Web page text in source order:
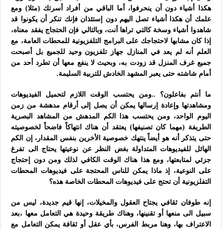
هكذا أشياء دون أن ينحرفوا، أما الباقي من أفراد أسرتك (مثلا) ومع
علمك أن هكذا أشياء تصل اليهم دون إستئذان فإنك تنكر أن يكونوا قد
شاهدوا أشياء وسخة كالتي تراها أنت، وبالتالي فإن الحتجاج يفقد معناه،
إذا كان مشابها لاحتجاجك على البرامج التلفزيونية للمحطات العامة، مع
العلم أنه لم يعد في المنازل جهاز تلفزيون وحيد للجميع بل أصبحت
جميع غرف المنزل قد زودت به، وبحيث لا ينفع معها أن تطرد أحد من
أمام شاشته حتى يعبر المشهد الخادش للتربية السليمة.
ما أنتم بفاعلون؟ ..ومن يحتسب الوقت اللازم لتحميل الفيديوهات
ومشاهدتها وإعادة إرسالها يمكن أن يصل إلى أرقام مدهشة من زمن
اليوم الواحد، ومن يحتسب هذا الكم المدهش من المشاهد البصرية
الطريفة (مهما كان تصنيفها) يعتقد أن هناك انتهاكاً فاضحاً لخصوصيته
حتى يتذكر أنه هو أيضاً ينتهك خصوصية الأخرين بنفس المقدار، إن الكم
الهائل للفيديوهات المتداولة بغض النظر عن نوعيتها يحتاج الى تفرغ
جزئي لمتابعتها، ومع هذا هناك الوقت الكافي لذلك ومن دون إحتجاج
على النوعية، إذ ماذا يمكن للناس المحتجة على فيديوهات المحطات
التفلزيونية أن تحتج على فيديوهات المحطات الخاصة هذه؟
إنه طوفان ثقافي يجتاح العقول والمخيلات، إنها قيم جديدة، ليس من
سبيل الى منعها أو تقنينها، وهناك طريقة وحيدة هي التعامل معها ،بعد
الاعتراف بها، وهنا مربط الفرس، بأي عقل أو ثقافة يمكن التعامل مع